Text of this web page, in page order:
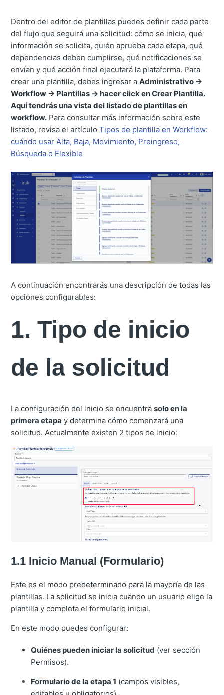
Dentro del editor de plantillas puedes definir cada parte
del flujo que seguirá una solicitud: cómo se inicia, qué
información se solicita, quién aprueba cada etapa, qué
dependencias deben cumplirse, qué notificaciones se
envían y qué acción final ejecutará la plataforma. Para
crear una plantilla, debes ingresar aAdministrativo ->
Workflow -> Plantillas -> hacer click en Crear Plantilla.
Aquí tendrás una vista del listado de plantillas en
workflow. Para consultar más información sobre este
listado, revisa el artículoTipos de plantilla en Workflow:
cuándo usar Alta, Baja, Movimiento, Preingreso,
Búsqueda o Flexible
A continuación encontrarás una descripción de todas las
opciones configurables:
1. Tipo de inicio
de la solicitud
La configuración del inicio se encuentrasolo en la
primera etapa y determina cómo comenzará una
solicitud. Actualmente existen 2 tipos de inicio:
1.1 Inicio Manual (Formulario)
Este es el modo predeterminado para la mayoría de las
plantillas. La solicitud se inicia cuando un usuario elige la
plantilla y completa el formulario inicial.
En este modo puedes configurar:
Quiénes pueden iniciar la solicitud (ver sección
Permisos).
Formulario de la etapa 1 (campos visibles,